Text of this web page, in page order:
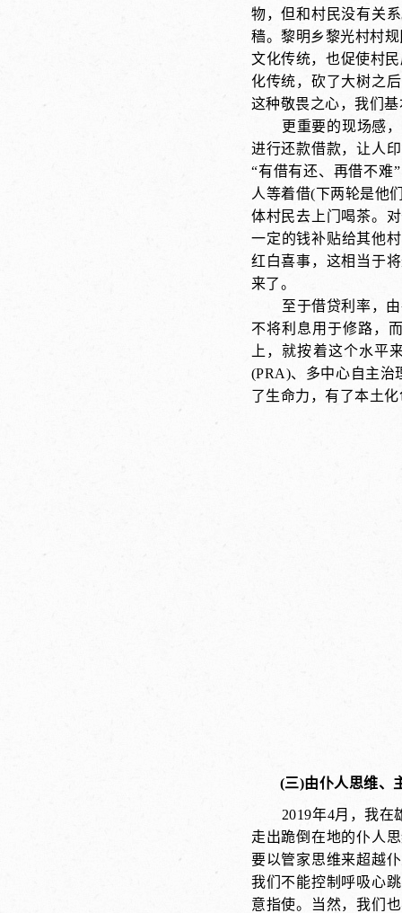
物，但和村民没有关
穑。黎明乡黎光村村
文化传统，也促使村
化传统，砍了大树之
这种敬畏之心，我们
更重要的现场感
进行还款借款，让人
“有借有还、再借不难
人等着借(下两轮是他
体村民去上门喝茶。
一定的钱补贴给其他
红白喜事，这相当于
来了。
至于借贷利率，
不将利息用于修路，
上，就按着这个水平
(PRA)、多中心自主治
了生命力，有了本土
(三)由仆人思维、
2019年4月，我
走出跪倒在地的仆人
要以管家思维来超越
我们不能控制呼吸心
意指使。当然，我们